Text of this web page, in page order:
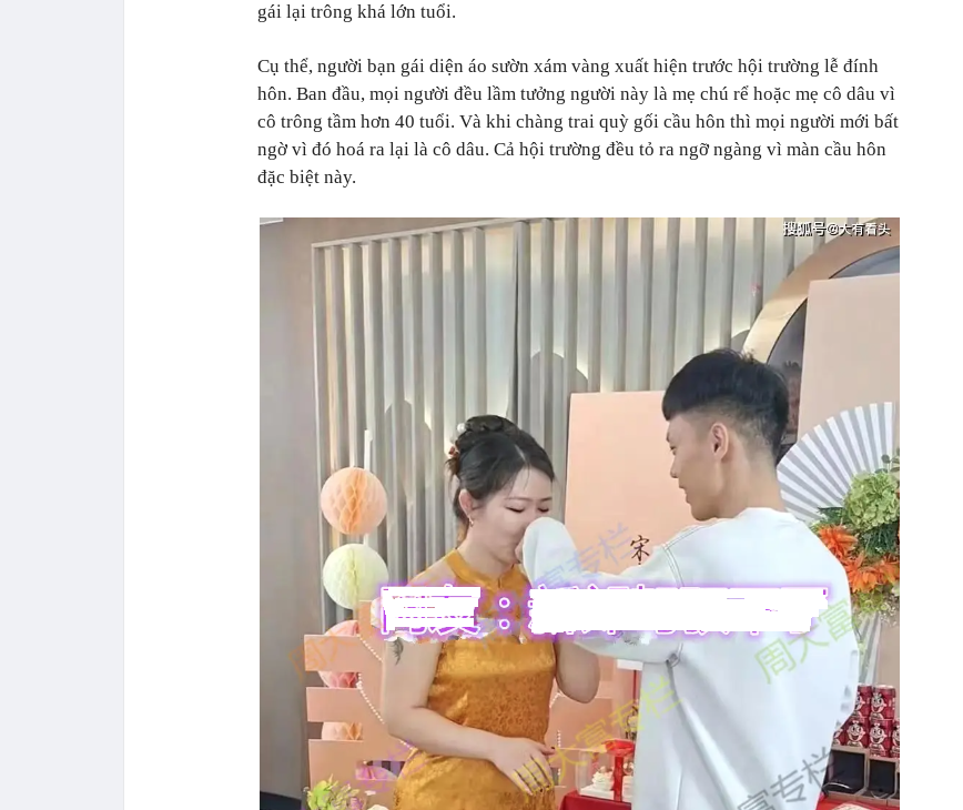
gái lại trông khá lớn tuổi.
Cụ thể, người bạn gái diện áo sườn xám vàng xuất hiện trước hội trường lễ đính
hôn. Ban đầu, mọi người đều lầm tưởng người này là mẹ chú rể hoặc mẹ cô dâu vì
cô trông tầm hơn 40 tuổi. Và khi chàng trai quỳ gối cầu hôn thì mọi người mới bất
ngờ vì đó hoá ra lại là cô dâu. Cả hội trường đều tỏ ra ngỡ ngàng vì màn cầu hôn
đặc biệt này.